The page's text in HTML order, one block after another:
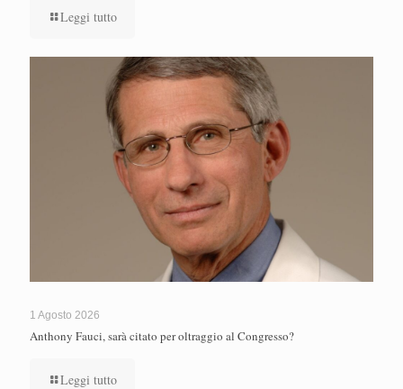
Leggi tutto
1 Agosto 2026
Anthony Fauci, sarà citato per oltraggio al Congresso?
Leggi tutto